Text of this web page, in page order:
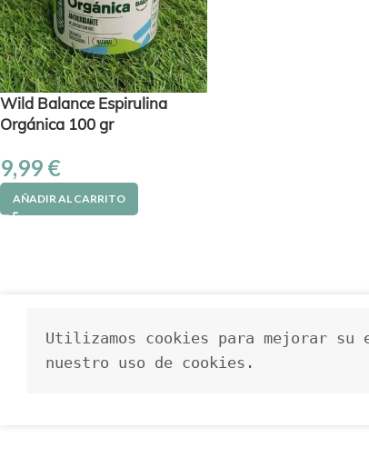
Wild Balance Espirulina
Orgánica 100 gr
9,99 €
AÑADIR AL CARRITO
Utilizamos cookies para mejorar
nuestro uso de cookies.